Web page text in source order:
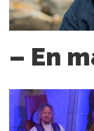
– En